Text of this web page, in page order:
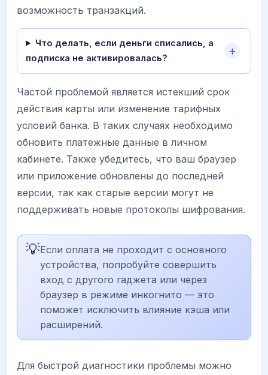
возможность транзакций.
Что делать, если деньги списались, а
подписка не активировалась?
Частой проблемой является истекший срок
действия карты или изменение тарифных
условий банка. В таких случаях необходимо
обновить платежные данные в личном
кабинете. Также убедитесь, что ваш браузер
или приложение обновлены до последней
версии, так как старые версии могут не
поддерживать новые протоколы шифрования.
💡Если оплата не проходит с основного
устройства, попробуйте совершить
вход с другого гаджета или через
браузер в режиме инкогнито — это
поможет исключить влияние кэша или
расширений.
Для быстрой диагностики проблемы можно